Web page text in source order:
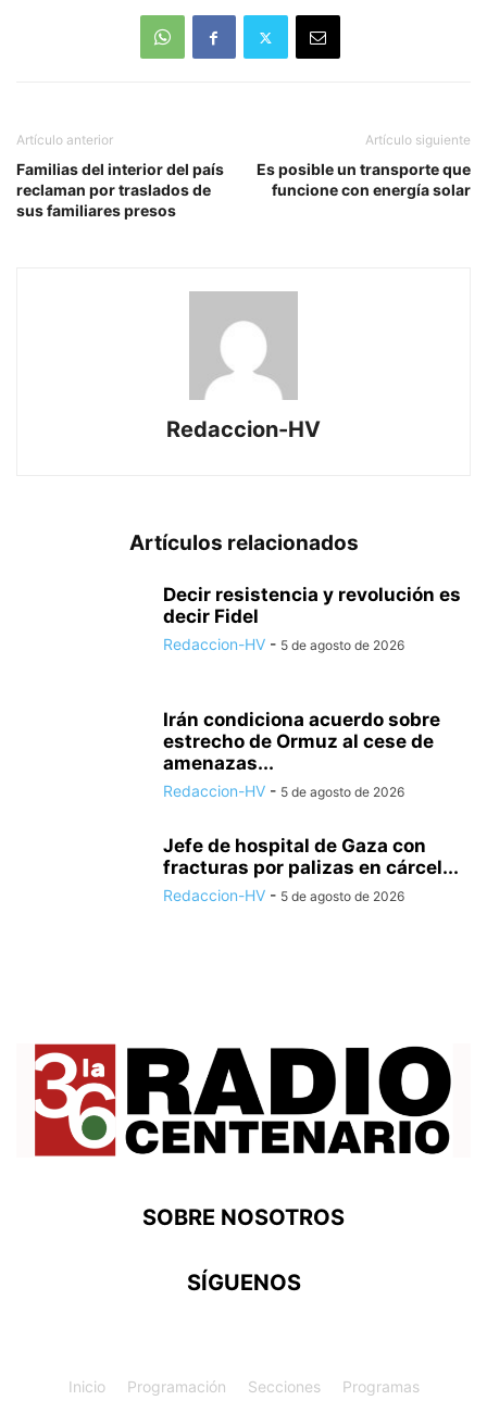
Artículo anterior
Familias del interior del país
reclaman por traslados de
sus familiares presos
Artículo siguiente
Es posible un transporte que
funcione con energía solar
Redaccion-HV
Artículos relacionados
Decir resistencia y revolución es
decir Fidel
Redaccion-HV - 5 de agosto de 2026
Irán condiciona acuerdo sobre
estrecho de Ormuz al cese de
amenazas...
Redaccion-HV - 5 de agosto de 2026
Jefe de hospital de Gaza con
fracturas por palizas en cárcel...
Redaccion-HV - 5 de agosto de 2026
SOBRE NOSOTROS
SÍGUENOS
Inicio Programación Secciones Programas